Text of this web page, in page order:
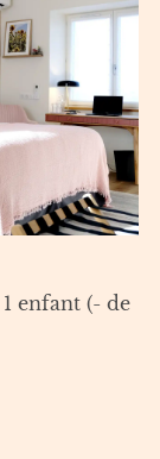
enfant (- de